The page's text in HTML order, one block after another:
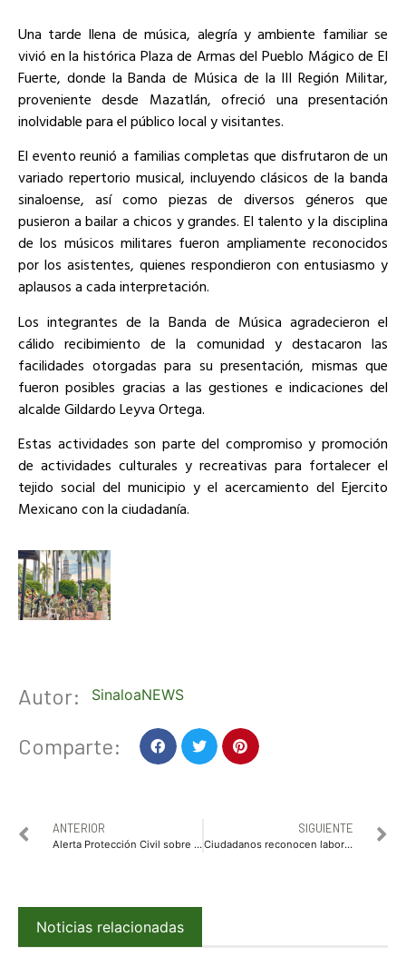
Una tarde llena de música, alegría y ambiente familiar se
vivió en la histórica Plaza de Armas del Pueblo Mágico de El
Fuerte, donde la Banda de Música de la III Región Militar,
proveniente desde Mazatlán, ofreció una presentación
inolvidable para el público local y visitantes.
El evento reunió a familias completas que disfrutaron de un
variado repertorio musical, incluyendo clásicos de la banda
sinaloense, así como piezas de diversos géneros que
pusieron a bailar a chicos y grandes. El talento y la disciplina
de los músicos militares fueron ampliamente reconocidos
por los asistentes, quienes respondieron con entusiasmo y
aplausos a cada interpretación.
Los integrantes de la Banda de Música agradecieron el
cálido recibimiento de la comunidad y destacaron las
facilidades otorgadas para su presentación, mismas que
fueron posibles gracias a las gestiones e indicaciones del
alcalde Gildardo Leyva Ortega.
Estas actividades son parte del compromiso y promoción
de actividades culturales y recreativas para fortalecer el
tejido social del municipio y el acercamiento del Ejercito
Mexicano con la ciudadanía.
Autor: SinaloaNEWS
Comparte:
ANTERIOR
Alerta Protección Civil sobre altas temperaturas y llama a evitar golpes de calor y deshidrataciones
SIGUIENTE
Ciudadanos reconocen labor de Servicios Públicos de Ahome por intensa limpieza tras lluvias intermitentes
Noticias relacionadas